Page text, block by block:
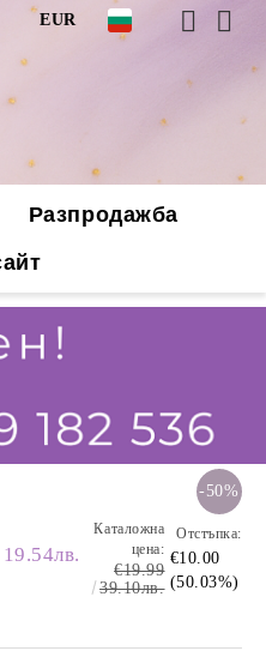
EUR
Разпродажба
-50%
19.54лв.
Каталожна
цена:
€19.99
39.10лв.
Отстъпка:
€10.00
(50.03%)